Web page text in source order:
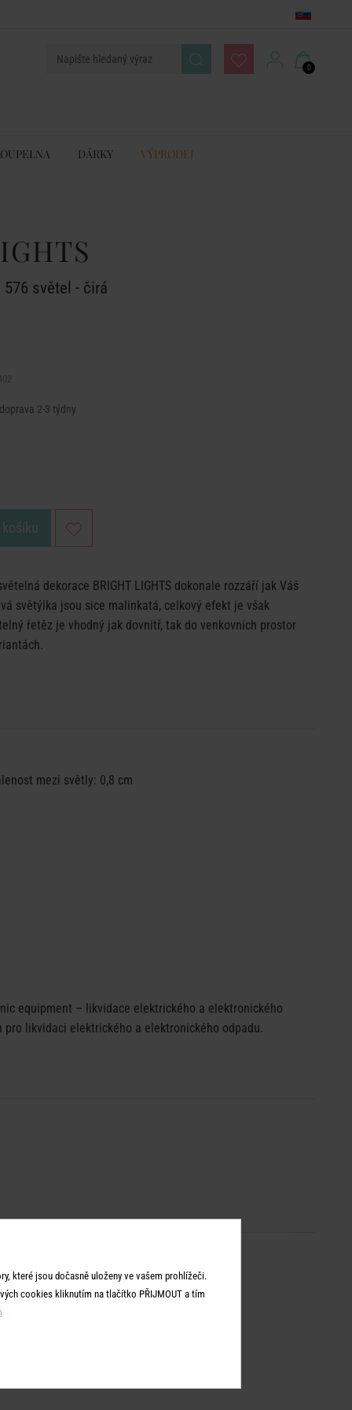
0
DÁRKY VÝPRODEJ
světel - čirá
2-3 týdny
dekorace BRIGHT LIGHTS dokonale rozzáří jak Váš
světýlka jsou sice malinkatá, celkový efekt je však
řetěz je vhodný jak dovnitř, tak do venkovních prostor
mezi světly: 0,8 cm
equipment – likvidace elektrického a elektronického
likvidaci elektrického a elektronického odpadu.
které jsou dočasně uloženy ve vašem prohlížeči.
cookies kliknutím na tlačítko PŘIJMOUT a tím